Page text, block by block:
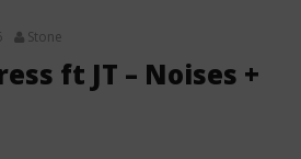
Stone
ft JT – Noises +